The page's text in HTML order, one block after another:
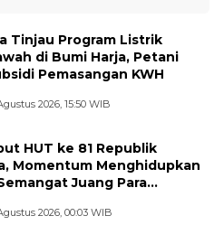
Tinjau Program Listrik
di Bumi Harja, Petani
Pemasangan KWH
2026, 15:50 WIB
HUT ke 81 Republik
Momentum Menghidupkan
Juang Para
2026, 00:03 WIB